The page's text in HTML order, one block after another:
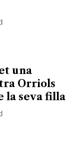
una
Orriols
la seva filla